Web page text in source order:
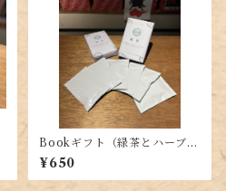
Bookギフト（緑茶とハーブテ
ィーのセット）
¥650